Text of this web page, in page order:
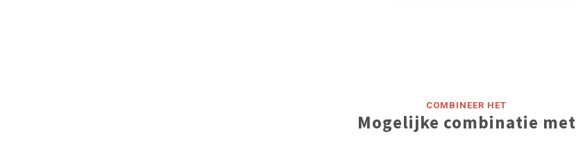
COMBINEER HET
Mogelijke combinatie met